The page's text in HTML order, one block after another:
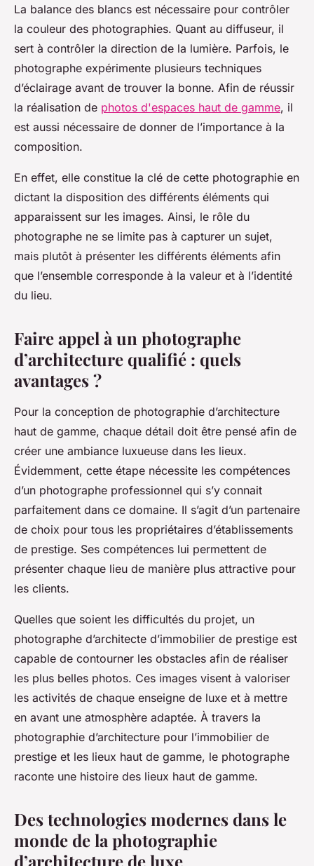
La balance des blancs est nécessaire pour contrôler
la couleur des photographies. Quant au diffuseur, il
sert à contrôler la direction de la lumière. Parfois, le
photographe expérimente plusieurs techniques
d’éclairage avant de trouver la bonne. Afin de réussir
la réalisation de photos d'espaces haut de gamme, il
est aussi nécessaire de donner de l’importance à la
composition.
En effet, elle constitue la clé de cette photographie en
dictant la disposition des différents éléments qui
apparaissent sur les images. Ainsi, le rôle du
photographe ne se limite pas à capturer un sujet,
mais plutôt à présenter les différents éléments afin
que l’ensemble corresponde à la valeur et à l’identité
du lieu.
Faire appel à un photographe
d’architecture qualifié : quels
avantages ?
Pour la conception de photographie d’architecture
haut de gamme, chaque détail doit être pensé afin de
créer une ambiance luxueuse dans les lieux.
Évidemment, cette étape nécessite les compétences
d’un photographe professionnel qui s’y connait
parfaitement dans ce domaine. Il s’agit d’un partenaire
de choix pour tous les propriétaires d’établissements
de prestige. Ses compétences lui permettent de
présenter chaque lieu de manière plus attractive pour
les clients.
Quelles que soient les difficultés du projet, un
photographe d’architecte d’immobilier de prestige est
capable de contourner les obstacles afin de réaliser
les plus belles photos. Ces images visent à valoriser
les activités de chaque enseigne de luxe et à mettre
en avant une atmosphère adaptée. À travers la
photographie d’architecture pour l’immobilier de
prestige et les lieux haut de gamme, le photographe
raconte une histoire des lieux haut de gamme.
Des technologies modernes dans le
monde de la photographie
d’architecture de luxe